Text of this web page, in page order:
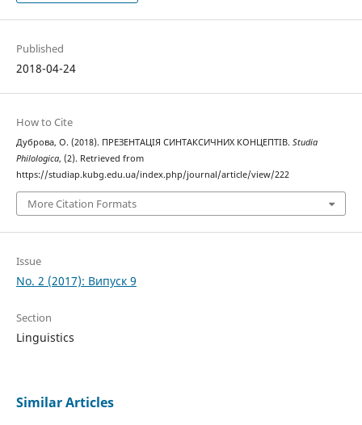
Published
2018-04-24
How to Cite
Дуброва, О. (2018). ПРЕЗЕНТАЦІЯ СИНТАКСИЧНИХ КОНЦЕПТІВ. Studia
Philologica, (2). Retrieved from
https://studiap.kubg.edu.ua/index.php/journal/article/view/222
More Citation Formats
Issue
No. 2 (2017): Випуск 9
Section
Linguistics
Similar Articles